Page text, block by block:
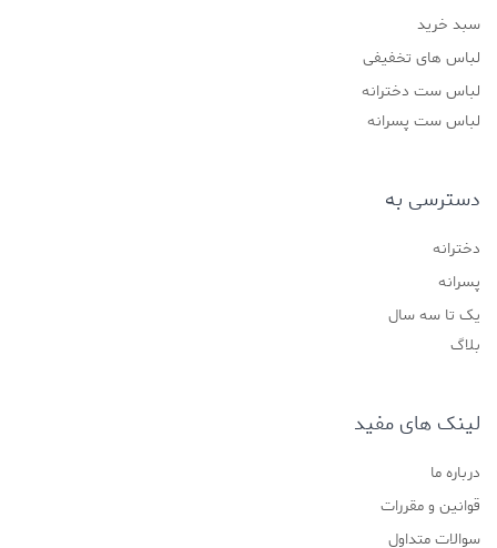
سبد خرید
لباس های تخفیفی
لباس ست دخترانه
لباس ست پسرانه
دسترسی به
دخترانه
پسرانه
یک تا سه سال
بلاگ
لینک های مفید
درباره ما
قوانین و مقررات
سوالات متداول